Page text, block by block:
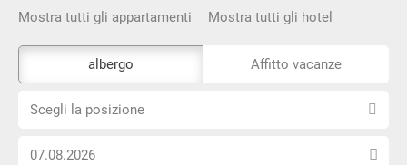
Mostra tutti gli appartamenti Mostra tutti gli hotel
strumento
esterno
albergo Affitto vacanze
Scegli
posizione
Scegli la posizione
Scegli